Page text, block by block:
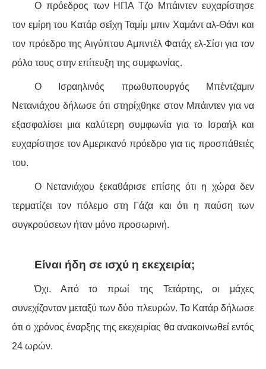
Ο πρόεδρος των ΗΠΑ Τζο Μπάιντεν ευχαρίστησε
τον εμίρη του Κατάρ σεΐχη Ταμίμ μπιν Χαμάντ αλ-Θάνι και
τον πρόεδρο της Αιγύπτου Αμπντέλ Φατάχ ελ-Σίσι για τον
ρόλο τους στην επίτευξη της συμφωνίας.
Ο Ισραηλινός πρωθυπουργός Μπέντζαμιν
Νετανιάχου δήλωσε ότι στηρίχθηκε στον Μπάιντεν για να
εξασφαλίσει μια καλύτερη συμφωνία για το Ισραήλ και
ευχαρίστησε τον Αμερικανό πρόεδρο για τις προσπάθειές
του.
Ο Νετανιάχου ξεκαθάρισε επίσης ότι η χώρα δεν
τερματίζει τον πόλεμο στη Γάζα και ότι η παύση των
συγκρούσεων ήταν μόνο προσωρινή.
Είναι ήδη σε ισχύ η εκεχειρία;
Όχι. Από το πρωί της Τετάρτης, οι μάχες
συνεχίζονταν μεταξύ των δύο πλευρών. Το Κατάρ δήλωσε
ότι ο χρόνος έναρξης της εκεχειρίας θα ανακοινωθεί εντός
24 ωρών.